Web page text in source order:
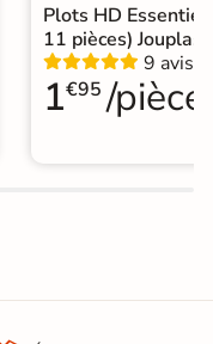
Plots HD
11 pièces) Jouplast
9 avis
1€95 /pièce